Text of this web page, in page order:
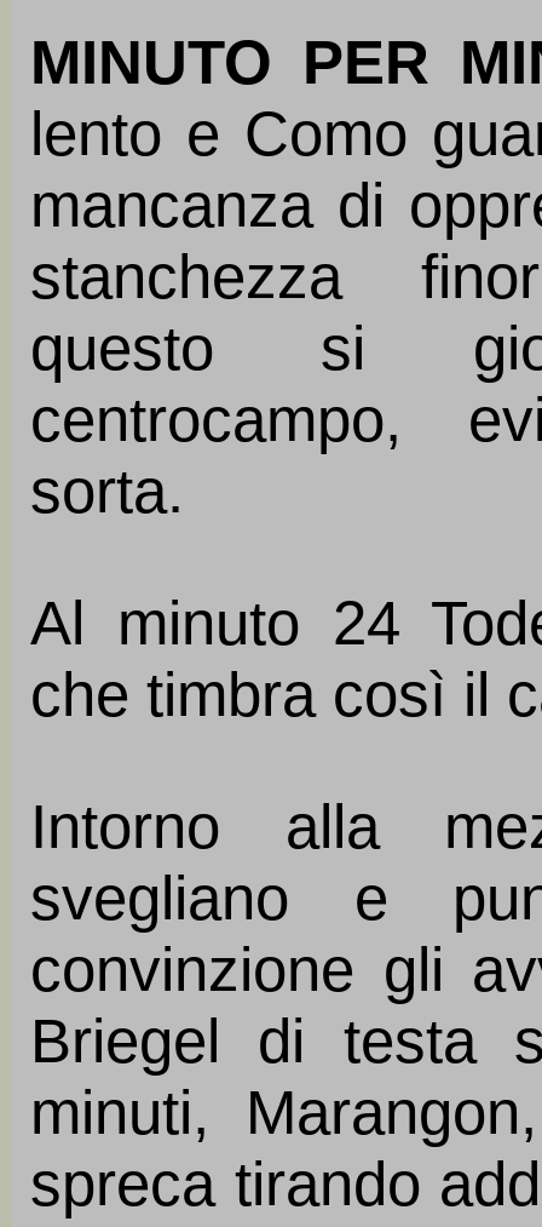
MINUTO PER
lento e Como
mancanza di
stanchezza
questo si
centrocampo,
sorta.
Al minuto 24
che timbra così il
Intorno alla
svegliano e
convinzione gli
Briegel di testa
minuti,
spreca tirando